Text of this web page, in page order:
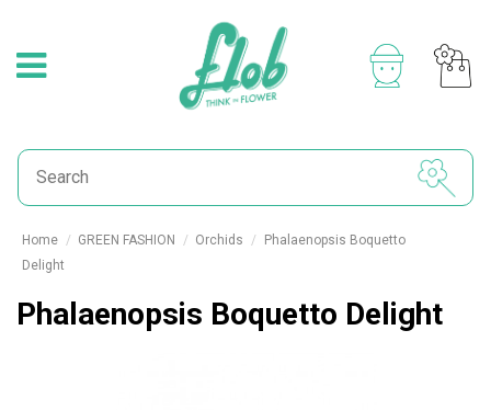
Home GREEN FASHION Orchids
Phalaenopsis Boquetto
Delight
Phalaenopsis Boquetto Delight